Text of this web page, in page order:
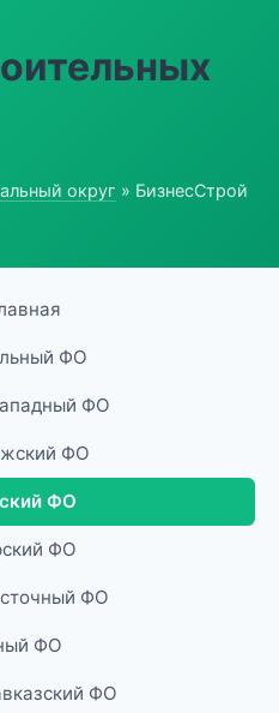
округ » БизнесСтрой
ФО
ФО
ФО
ФО
ФО
ФО
ФО
ФО